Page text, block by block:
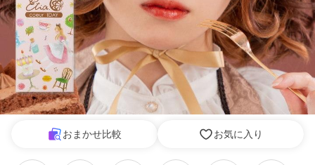
おまかせ比較 お気に入り